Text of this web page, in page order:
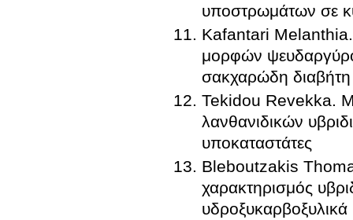
υποστρωμάτων σε
Kafantari Melanthia.
μορφών
σακχαρώδη διαβήτη
Tekidou Revekka.
λανθανιδικών
υποκαταστάτες
Bleboutzakis
χαρακτηρισμός